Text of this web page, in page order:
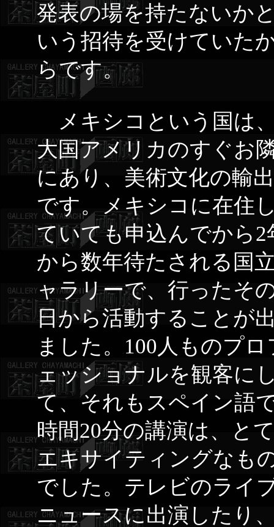
発表の場を持たないか
いう招待を受けていた
らです。
メキシコという国は
大国アメリカのすぐお
にあり、美術文化の輸
です。メキシコに在住
ていても申込んでから2
から数年待たされる国
ャラリーで、行ったそ
日から活動することが
ました。100人ものプロ
ェッショナルを観客に
て、それもスペイン語
時間20分の講演は、と
エキサイティングなも
でした。テレビのライ
ニュースに出演したり